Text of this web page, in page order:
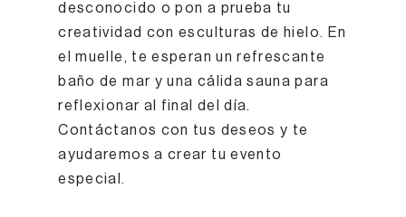
desconocido o pon a prueba tu
creatividad con esculturas de hielo. En
el muelle, te esperan un refrescante
baño de mar y una cálida sauna para
reflexionar al final del día.
Contáctanos con tus deseos y te
ayudaremos a crear tu evento
especial.